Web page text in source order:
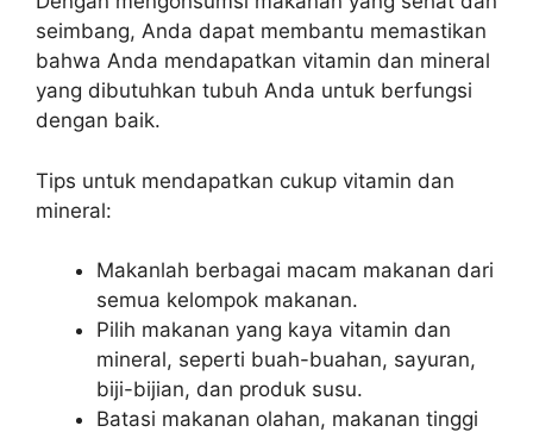
seimbang, Anda dapat membantu memastikan
bahwa Anda mendapatkan vitamin dan mineral
yang dibutuhkan tubuh Anda untuk berfungsi
dengan baik.
Tips untuk mendapatkan cukup vitamin dan
mineral:
Makanlah berbagai macam makanan dari
semua kelompok makanan.
Pilih makanan yang kaya vitamin dan
mineral, seperti buah-buahan, sayuran,
biji-bijian, dan produk susu.
Batasi makanan olahan, makanan tinggi